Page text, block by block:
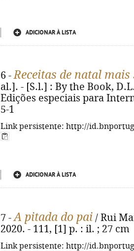
ADICIONAR À LISTA
6 -Receitas de natal mais
al.]. - [S.l.] : By the Book,
Edições especiais para
5-1
Link persistente: http://
ADICIONAR À LISTA
7 -A pitada do pai / Rui
2020. - 111, [1] p. : il. ; 27 cm
Link persistente: http://